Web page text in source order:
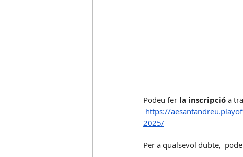
Podeu fer la inscripció a
https://
2025/
Per a qualsevol dubte,